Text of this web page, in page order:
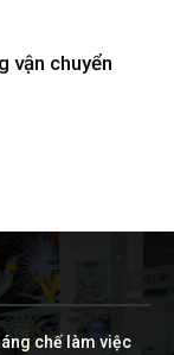
vận chuyển
chế làm việc